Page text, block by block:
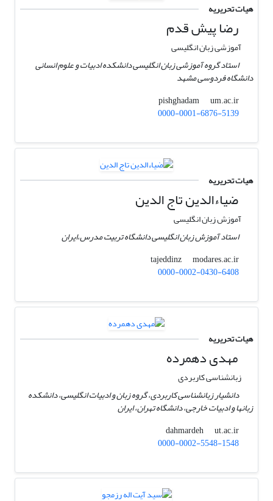
هیات تحریریه
رضا پیش قدم
آموزشی زبان انگلیسی
استاد گروه آموزشی زبان انگلیسی دانشکده ادبیات و علوم انسانی
دانشگاه فردوسی مشهد
pishghadam
um.ac.ir
0000-0001-6876-5139
هیات تحریریه
ضیاءالدین تاج الدین
آموزش زبان انگلیسی
استاد آموزش زبان انگلیسی دانشگاه تربیت مدرس،‌ایران
tajeddinz
modares.ac.ir
0000-0002-0430-6408
هیات تحریریه
مهدی دهمرده
زبانشناسی کاربردی
دانشیار زبانشناسی کاربردی، گروه زبان و ادبیات انگلیسی، دانشکده
زبانها و ادبیات خارجی، دانشگاه تهران، ایران
dahmardeh
ut.ac.ir
0000-0002-5548-1548